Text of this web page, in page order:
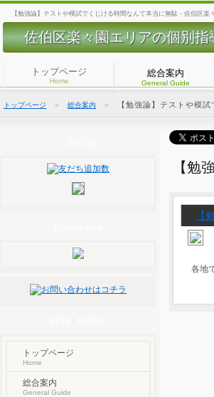
【勉強論】テストや模試でくじける時間なんて本当に無駄 - 佐伯区
佐伯区楽々園エリアの個別
トップページ
Home
総合案内
General Guide
トップページ ＞ 総合案内 ＞ 【勉強論】テストや模
【勉
【
各地
トップページ
Home
総合案内
General Guide